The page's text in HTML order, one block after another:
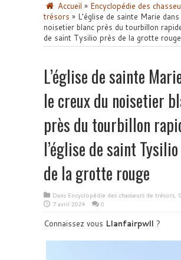
Accueil » Encyclopédie des
trésors » L’église de sainte Marie
noisetier blanc près du tourbillon
de saint Tysilio près de la grotte rouge
L’église de sainte
le creux du noisetier
près du tourbillon
l’église de saint
de la grotte rouge
Dans Encyclopédie des chasseurs de trésors,
7 avril 2024
0
Connaissez vous Llanfairpwll ?